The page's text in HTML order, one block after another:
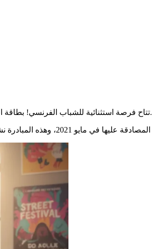
تتاح فرصة استثنائية للشباب الفرنسي! بطاقةتفتح أبواب عالم ثقافي ضخم. هذا النظام الحكومي يحول فعليًا الوصول إلى الأعمال والتجارب لجيل كامل.